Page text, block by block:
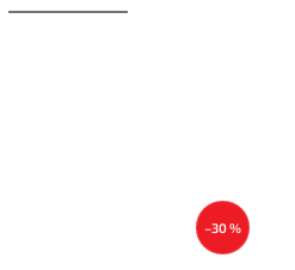
–30 %